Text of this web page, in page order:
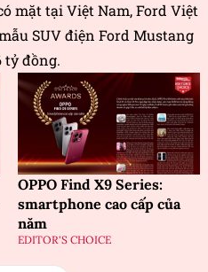
mặt tại Việt Nam, Ford Việt
SUV điện Ford Mustang
tỷ đồng.
OPPO Find X9 Series:
smartphone cao cấp của
năm
EDITOR'S CHOICE